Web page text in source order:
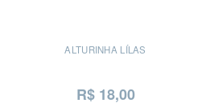
ALTURINHA LÍLAS
R$ 18,00